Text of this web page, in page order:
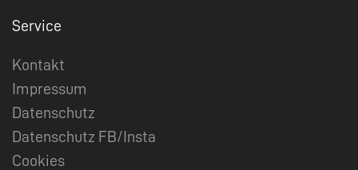
Service
Kontakt
Impressum
Datenschutz
Datenschutz FB/Insta
Cookies